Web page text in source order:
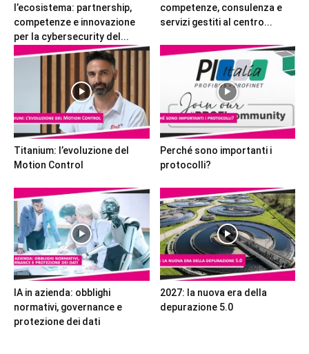
l’ecosistema: partnership,
competenze e innovazione
per la cybersecurity del...
competenze, consulenza e
servizi gestiti al centro...
Titanium: l’evoluzione del
Motion Control
Perché sono importanti i
protocolli?
IA in azienda: obblighi
normativi, governance e
protezione dei dati
2027: la nuova era della
depurazione 5.0